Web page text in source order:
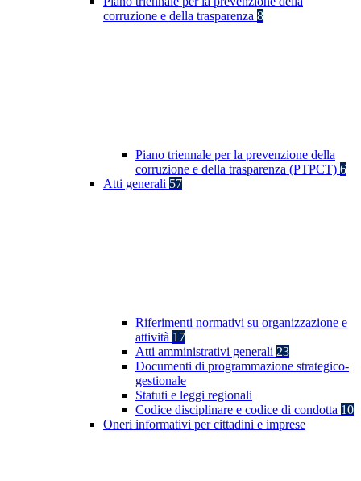
corruzione e della trasparenza 8
Piano triennale per la prevenzione della
corruzione e della trasparenza (PTPCT) 6
Atti generali 57
Riferimenti normativi su organizzazione e
attività 17
Atti amministrativi generali 23
Documenti di programmazione strategico-
gestionale
Statuti e leggi regionali
Codice disciplinare e codice di condotta 10
Oneri informativi per cittadini e imprese